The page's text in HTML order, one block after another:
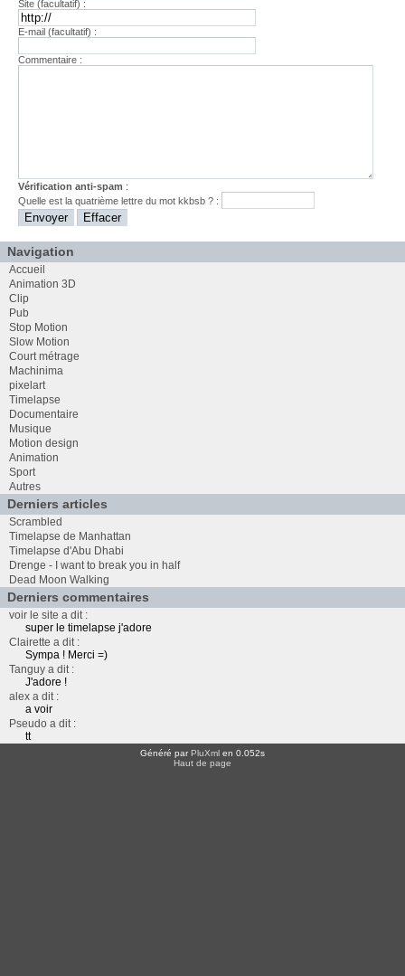
Site (facultatif) :
E-mail (facultatif) :
Commentaire :
Vérification anti-spam :
Quelle est laquatrième lettre du motkkbsb ? :
Navigation
Accueil
Animation 3D
Clip
Pub
Stop Motion
Slow Motion
Court métrage
Machinima
pixelart
Timelapse
Documentaire
Musique
Motion design
Animation
Sport
Autres
Derniers articles
Scrambled
Timelapse de Manhattan
Timelapse d'Abu Dhabi
Drenge - I want to break you in half
Dead Moon Walking
Derniers commentaires
voir le site a dit :
super le timelapse j'adore
Clairette a dit :
Sympa ! Merci =)
Tanguy a dit :
J'adore !
alex a dit :
a voir
Pseudo a dit :
tt
Généré parPluXml en 0.052s
Haut de page